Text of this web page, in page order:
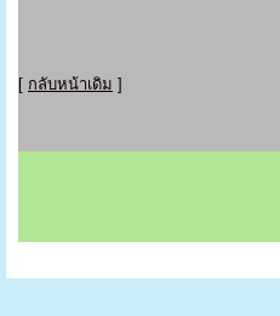
[ กลับหน้าเดิม ]